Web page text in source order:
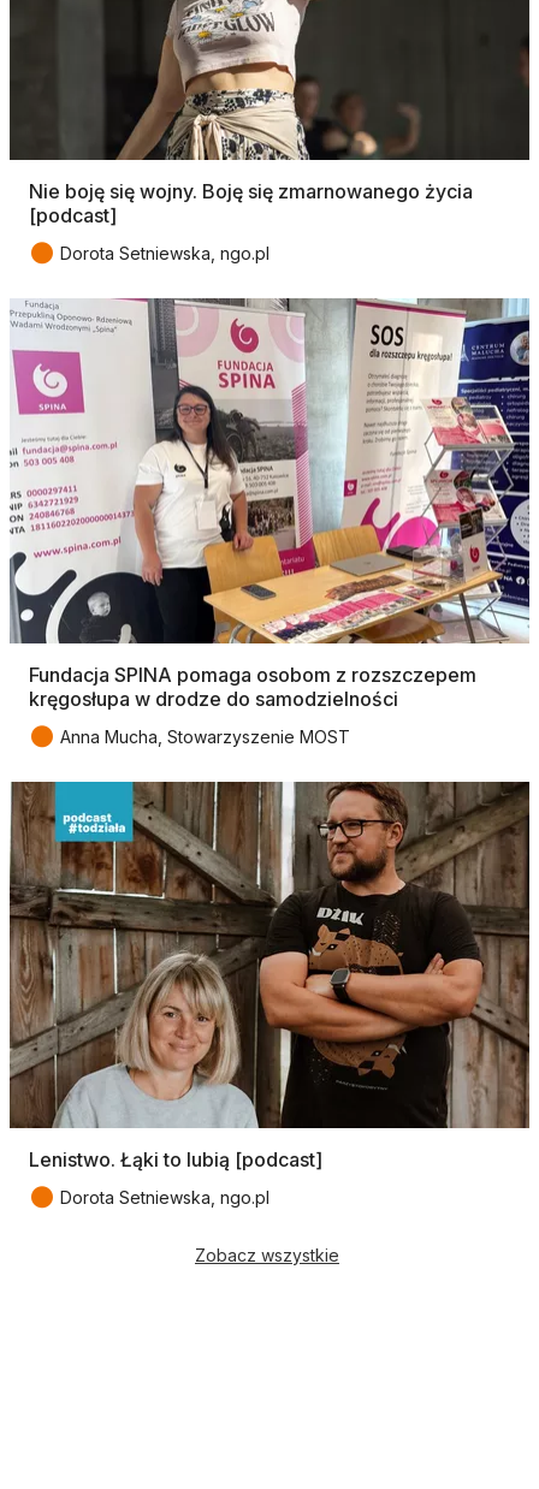
Nie boję się wojny. Boję się zmarnowanego życia
[podcast]
● Dorota Setniewska, ngo.pl
Fundacja SPINA pomaga osobom z rozszczepem
kręgosłupa w drodze do samodzielności
● Anna Mucha, Stowarzyszenie MOST
Lenistwo. Łąki to lubią [podcast]
● Dorota Setniewska, ngo.pl
Zobacz wszystkie